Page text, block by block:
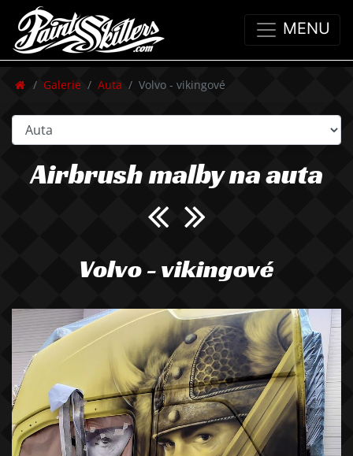
MENU
Galerie Auta Volvo - vikingové
Airbrush malby na auta
Volvo - vikingové